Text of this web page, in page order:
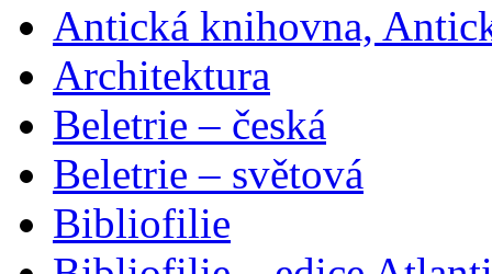
Antická knihovna,
Architektura
Beletrie – česká
Beletrie – světová
Bibliofilie